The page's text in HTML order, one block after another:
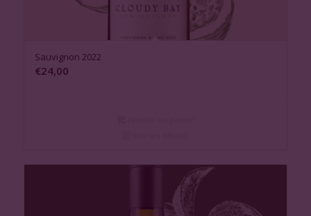
Sauvignon 2022
€24,00